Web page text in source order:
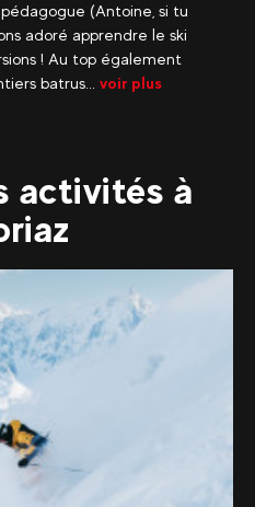
(Antoine, si tu
adoré apprendre le ski
! Au top également
batrus... voir plus
activités à